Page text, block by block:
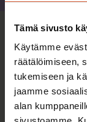
Tämä sivusto
Käytämme
räätälöimiseen,
tukemiseen ja
jaamme
alan
Lisää
TERVE JA HYVÄ